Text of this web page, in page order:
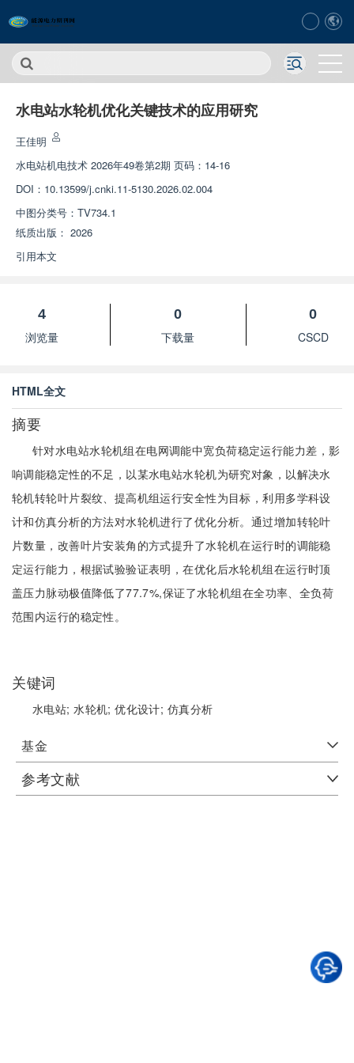
水电站水轮机优化关键技术的应用研究
王佳明
水电站机电技术 2026年49卷第2期 页码：14-16
DOI： 10.13599/j.cnki.11-5130.2026.02.004
中图分类号： TV734.1
纸质出版： 2026
引用本文
4
浏览量
0
下载量
0
CSCD
HTML全文
摘要
针对水电站水轮机组在电网调能中宽负荷稳定运行能力差，影
响调能稳定性的不足，以某水电站水轮机为研究对象，以解决水
轮机转轮叶片裂纹、提高机组运行安全性为目标，利用多学科设
计和仿真分析的方法对水轮机进行了优化分析。通过增加转轮叶
片数量，改善叶片安装角的方式提升了水轮机在运行时的调能稳
定运行能力，根据试验验证表明，在优化后水轮机组在运行时顶
盖压力脉动极值降低了77.7%,保证了水轮机组在全功率、全负荷
范围内运行的稳定性。
关键词
水电站;水轮机;优化设计; 仿真分析
基金
参考文献